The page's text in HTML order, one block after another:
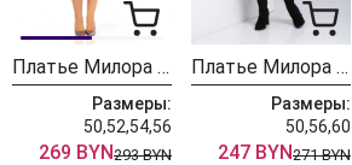
Платье Милора Стиль 1421 цикламен
Размеры:
50,52,54,56
269 BYN293 BYN
Платье Милора Стиль 1169 баклажан
Размеры:
50,56,60
247 BYN271 BYN